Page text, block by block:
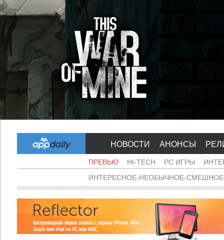
НОВОСТИ АНОНСЫ
ПРЕВЬЮ HI-TECH PC ИГРЫ
ИНТЕРЕСНОЕ-НЕОБЫЧНОЕ-